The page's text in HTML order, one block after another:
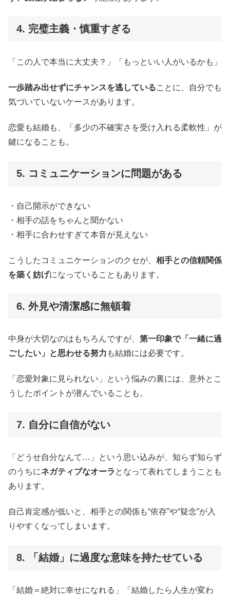
4. 完璧主義・慎重すぎる
「この人で本当に大丈夫？」「もっといい人がいるかも」
一歩踏み出せずにチャンスを逃していることに、自分でも
気づいていないケースがあります。
恋愛も結婚も、「多少の不確実さを受け入れる柔軟性」が
鍵になることも。
5. コミュニケーションに問題がある
・自己開示ができない
・相手の話をちゃんと聞かない
・相手に合わせすぎて本音が見えない
こうしたコミュニケーションのクセが、 相手との信頼関係
を築く妨げになっていることもあります。
6. 外見や清潔感に無頓着
中身が大切なのはもちろんですが、 第一印象で「一緒に過
ごしたい」と思わせる努力 も結婚には必要です。
「恋愛対象に見られない」という悩みの裏には、意外とこ
うしたポイントが潜んでいることも。
7. 自分に自信がない
「どうせ自分なんて…」という思い込みが、知らず知らず
のうちにネガティブなオーラ となって表れてしまうことも
あります。
自己肯定感が低いと、相手との関係も“依存”や“疑念”が入
りやすくなってしまいます。
8. 「結婚」に過度な意味を持たせている
「結婚＝絶対に幸せになれる」「結婚したら人生が変わ